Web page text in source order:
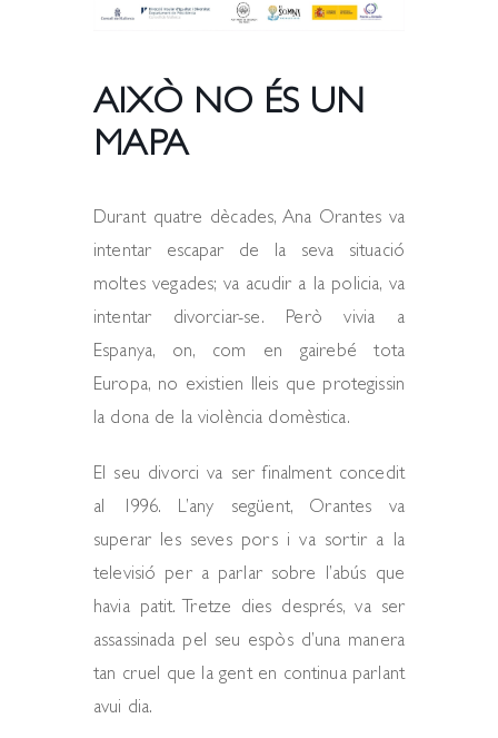
AIXÒ NO ÉS UN
MAPA
Durant quatre dècades, Ana Orantes va
intentar escapar de la seva situació
moltes vegades; va acudir a la policia, va
intentar divorciar-se. Però vivia a
Espanya, on, com en gairebé tota
Europa, no existien lleis que protegissin
la dona de la violència domèstica.
El seu divorci va ser finalment concedit
al 1996. L’any següent, Orantes va
superar les seves pors i va sortir a la
televisió per a parlar sobre l’abús que
havia patit. Tretze dies després, va ser
assassinada pel seu espòs d’una manera
tan cruel que la gent en continua parlant
avui dia.